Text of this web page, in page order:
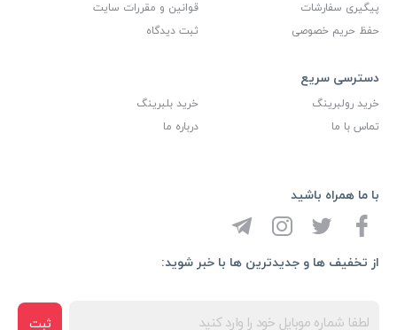
پیگیری سفارشات
قوانین و مقررات سایت
حفظ حریم خصوصی
ثبت دیدگاه
دسترسی سریع
خرید رولبرینگ
خرید بلبرینگ
تماس با ما
درباره ما
از تخفیف ها و جدیدترین ها با خبر شوید:
ثبت
با ما همراه باشید